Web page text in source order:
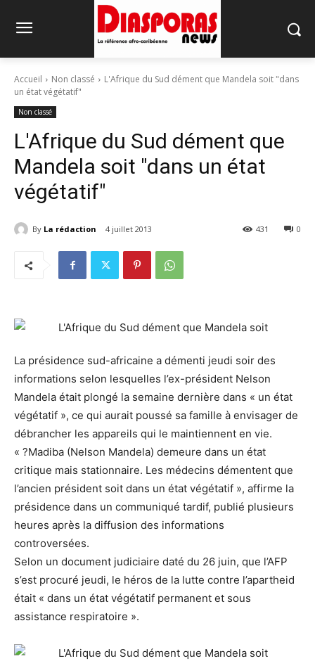
Accueil Non classé
L'Afrique du Sud dément que Mandela soit "dans
un état végétatif"
Non classé
L'Afrique du Sud dément que
Mandela soit "dans un état
végétatif"
By La rédaction 4 juillet 2013 0
431
La présidence sud-africaine a démenti jeudi soir des
informations selon lesquelles l’ex-président Nelson
Mandela était plongé la semaine dernière dans « un état
végétatif », ce qui aurait poussé sa famille à envisager de
débrancher les appareils qui le maintiennent en vie.
« ?Madiba (Nelson Mandela) demeure dans un état
critique mais stationnaire. Les médecins démentent que
l’ancien président soit dans un état végétatif », affirme la
présidence dans un communiqué tardif, publié plusieurs
heures après la diffusion des informations
controversées.
Selon un document judiciaire daté du 26 juin, que l’AFP
s’est procuré jeudi, le héros de la lutte contre l’apartheid
était « dans un état végétatif permanent et sous
assistance respiratoire ».